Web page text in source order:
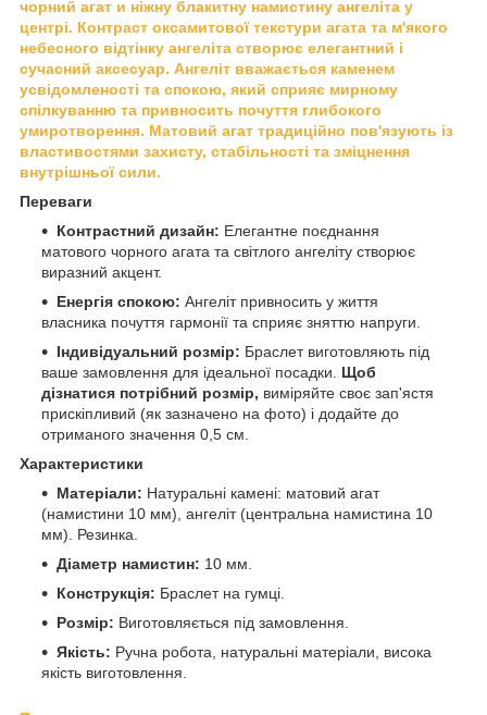
чорний агат и ніжну блакитну намистину ангеліта у
центрі. Контраст оксамитової текстури агата та м'якого
небесного відтінку ангеліта створює елегантний і
сучасний аксесуар. Ангеліт вважається каменем
усвідомленості та спокою, який сприяє мирному
спілкуванню та привносить почуття глибокого
умиротворення. Матовий агат традиційно пов'язують із
властивостями захисту, стабільності та зміцнення
внутрішньої сили.
Переваги
Контрастний дизайн: Елегантне поєднання
матового чорного агата та світлого ангеліту створює
виразний акцент.
Енергія спокою: Ангеліт привносить у життя
власника почуття гармонії та сприяє зняттю напруги.
Індивідуальний розмір: Браслет виготовляють під
ваше замовлення для ідеальної посадки. Щоб
дізнатися потрібний розмір, виміряйте своє зап'ястя
прискіпливий (як зазначено на фото) і додайте до
отриманого значення 0,5 см.
Характеристики
Матеріали: Натуральні камені: матовий агат
(намистини 10 мм), ангеліт (центральна намистина 10
мм). Резинка.
Діаметр намистин: 10 мм.
Конструкція: Браслет на гумці.
Розмір: Виготовляється під замовлення.
Якість: Ручна робота, натуральні матеріали, висока
якість виготовлення.